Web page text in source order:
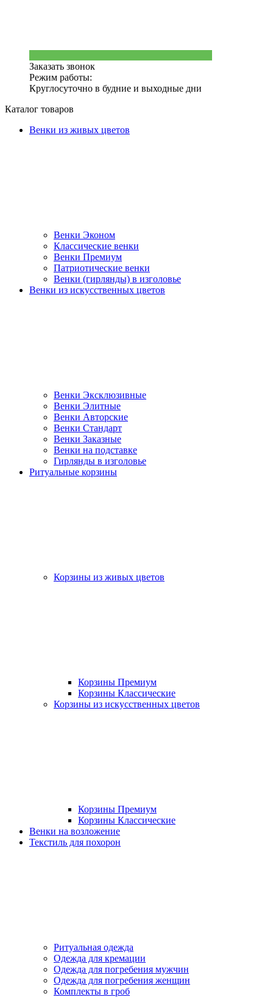
Заказать звонок
Режим работы:
Круглосуточно в будние и выходные дни
Каталог товаров
Венки из живых цветов
Венки Эконом
Классические венки
Венки Премиум
Патриотические венки
Венки (гирлянды) в изголовье
Венки из искусственных цветов
Венки Эксклюзивные
Венки Элитные
Венки Авторские
Венки Стандарт
Венки Заказные
Венки на подставке
Гирлянды в изголовье
Ритуальные корзины
Корзины из живых цветов
Корзины Премиум
Корзины Классические
Корзины из искусственных цветов
Корзины Премиум
Корзины Классические
Венки на возложение
Текстиль для похорон
Ритуальная одежда
Одежда для кремации
Одежда для погребения мужчин
Одежда для погребения женщин
Комплекты в гроб